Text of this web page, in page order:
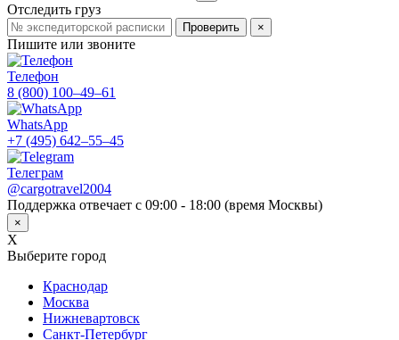
Отследить груз
Проверить ×
Пишите или звоните
Телефон
8 (800) 100–49–61
WhatsApp
+7 (495) 642–55–45
Телеграм
@cargotravel2004
Поддержка отвечает с 09:00 - 18:00 (время Москвы)
×
X
Выберите город
Краснодар
Москва
Нижневартовск
Санкт-Петербург